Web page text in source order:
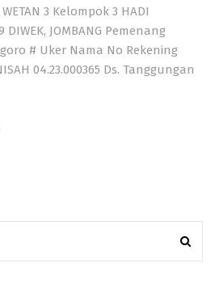
WETAN 3 Kelompok 3 HADI
DIWEK, JOMBANG Pemenang
# Uker Nama No Rekening
04.23.000365 Ds. Tanggungan